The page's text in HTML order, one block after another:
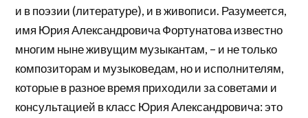
и в поэзии (литературе), и в живописи. Разумеется,
имя Юрия Александровича Фортунатова известно
многим ныне живущим музыкантам, – и не только
композиторам и музыковедам, но и исполнителям,
которые в разное время приходили за советами и
консультацией в класс Юрия Александровичa: это